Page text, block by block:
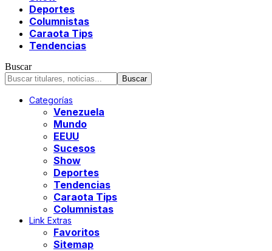
Deportes
Columnistas
Caraota Tips
Tendencias
Buscar
Categorías
Venezuela
Mundo
EEUU
Sucesos
Show
Deportes
Tendencias
Caraota Tips
Columnistas
Link Extras
Favoritos
Sitemap